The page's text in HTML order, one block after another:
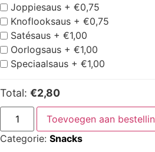
Joppiesaus + €0,75
Knoflooksaus + €0,75
Satésaus + €1,00
Oorlogsaus + €1,00
Speciaalsaus + €1,00
Total: €2,80
Toevoegen aan
Categorie: Snacks